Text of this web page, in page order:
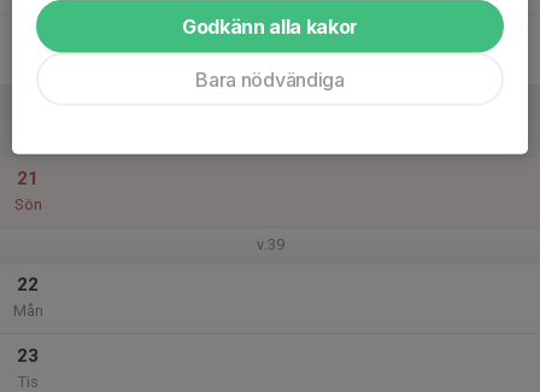
19
21
Sön
v.39
22
Mån
23
Tis
Godkänn alla kakor
Bara nödvändiga